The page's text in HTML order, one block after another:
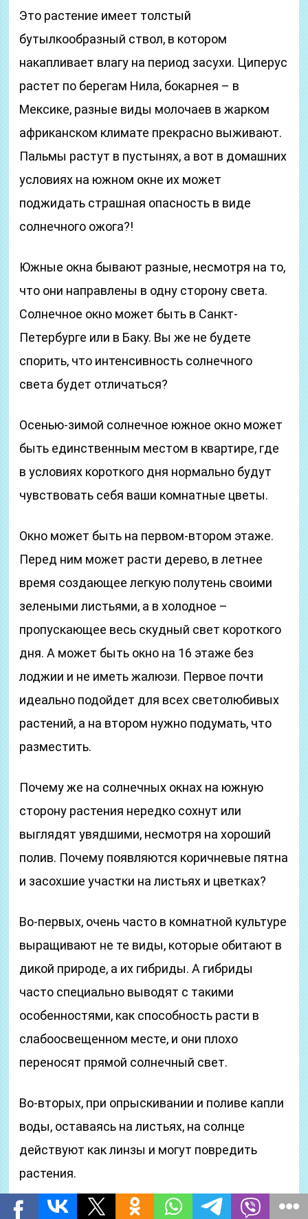
Это растение имеет толстый
бутылкообразный ствол, в котором
накапливает влагу на период засухи. Циперус
растет по берегам Нила, бокарнея – в
Мексике, разные виды молочаев в жарком
африканском климате прекрасно выживают.
Пальмы растут в пустынях, а вот в домашних
условиях на южном окне их может
поджидать страшная опасность в виде
солнечного ожога?!
Южные окна бывают разные, несмотря на то,
что они направлены в одну сторону света.
Солнечное окно может быть в Санкт-
Петербурге или в Баку. Вы же не будете
спорить, что интенсивность солнечного
света будет отличаться?
Осенью-зимой солнечное южное окно может
быть единственным местом в квартире, где
в условиях короткого дня нормально будут
чувствовать себя ваши комнатные цветы.
Окно может быть на первом-втором этаже.
Перед ним может расти дерево, в летнее
время создающее легкую полутень своими
зелеными листьями, а в холодное –
пропускающее весь скудный свет короткого
дня. А может быть окно на 16 этаже без
лоджии и не иметь жалюзи. Первое почти
идеально подойдет для всех светолюбивых
растений, а на втором нужно подумать, что
разместить.
Почему же на солнечных окнах на южную
сторону растения нередко сохнут или
выглядят увядшими, несмотря на хороший
полив. Почему появляются коричневые пятна
и засохшие участки на листьях и цветках?
Во-первых, очень часто в комнатной культуре
выращивают не те виды, которые обитают в
дикой природе, а их гибриды. А гибриды
часто специально выводят с такими
особенностями, как способность расти в
слабоосвещенном месте, и они плохо
переносят прямой солнечный свет.
Во-вторых, при опрыскивании и поливе капли
воды, оставаясь на листьях, на солнце
действуют как линзы и могут повредить
растения.
В-третьих, разместив в жаркий летний день